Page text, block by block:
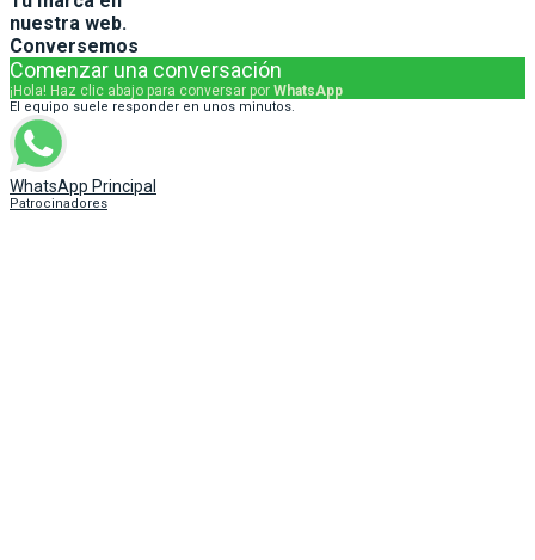
nuestra web.
Conversemos
Comenzar una conversación
¡Hola! Haz clic abajo para conversar por WhatsApp
El equipo suele responder en unos minutos.
WhatsApp Principal
Patrocinadores